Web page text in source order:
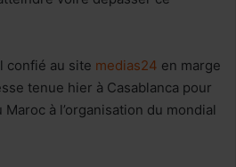
confié au site medias24 en marge
tenue hier à Casablanca pour
à l’organisation du mondial